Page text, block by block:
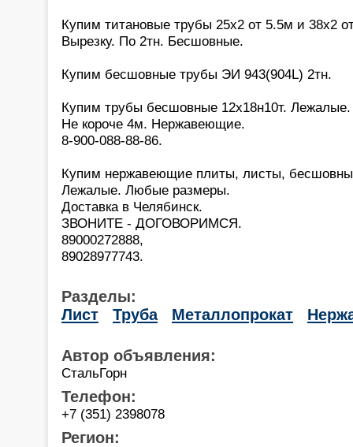
Купим титановые трубы 25х2 от 5.5м и 38х2
Вырезку. По 2тн. Бесшовные.
Купим бесшовные трубы ЭИ 943(904L) 2тн.
Купим трубы бесшовные 12х18н10т. Лежалые.
Не короче 4м. Нержавеющие.
8-900-088-88-86.
Купим нержавеющие плиты, листы,
Лежалые. Любые размеры.
Доставка в Челябинск.
ЗВОНИТЕ - ДОГОВОРИМСЯ.
89000272888,
89028977743.
Разделы:
Лист
Труба Металлопрокат
Автор объявления:
СтальГорн
Телефон:
+7 (351) 2398078
Регион: